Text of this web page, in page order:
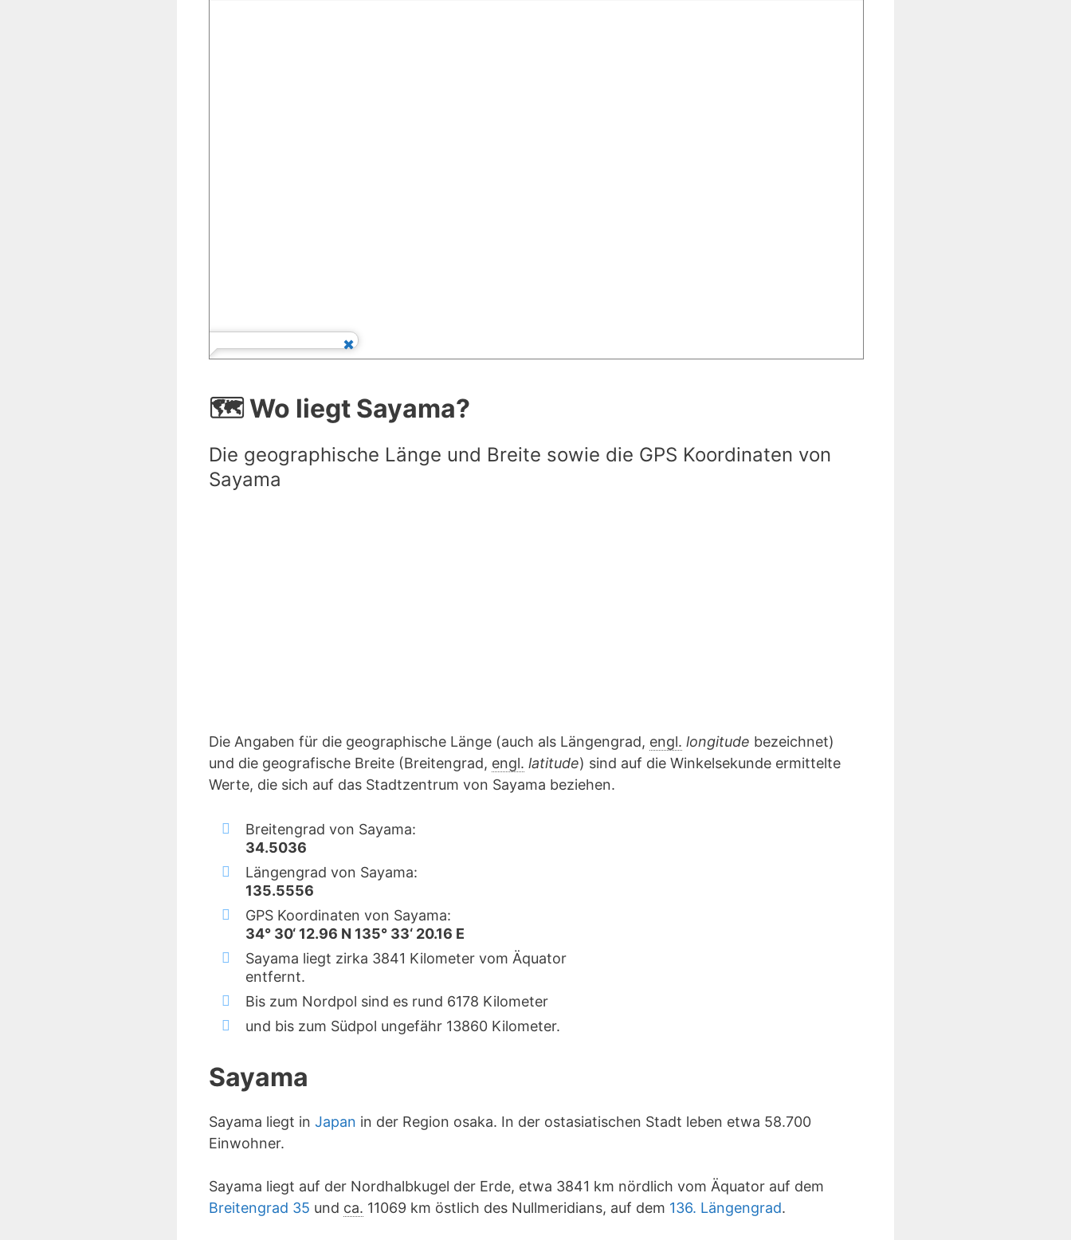
🗺️ Wo liegt Sayama?
Die geographische Länge und Breite sowie die GPS Koordinaten von
Sayama
Die Angaben für die geographische Länge (auch als Längengrad, engl. longitude bezeichnet)
und die geografische Breite (Breitengrad, engl. latitude) sind auf die Winkelsekunde ermittelte
Werte, die sich auf das Stadtzentrum von Sayama beziehen.
Breitengrad von Sayama:
34.5036
Längengrad von Sayama:
135.5556
GPS Koordinaten von Sayama:
34° 30‘ 12.96 N 135° 33‘ 20.16 E
Sayama liegt zirka 3841 Kilometer vom Äquator
entfernt.
Bis zum Nordpol sind es rund 6178 Kilometer
und bis zum Südpol ungefähr 13860 Kilometer.
Sayama
Sayama liegt in Japan in der Region osaka. In der ostasiatischen Stadt leben etwa 58.700
Einwohner.
Sayama liegt auf der Nordhalbkugel der Erde, etwa 3841 km nördlich vom Äquator auf dem
Breitengrad 35 und ca. 11069 km östlich des Nullmeridians, auf dem 136. Längengrad.